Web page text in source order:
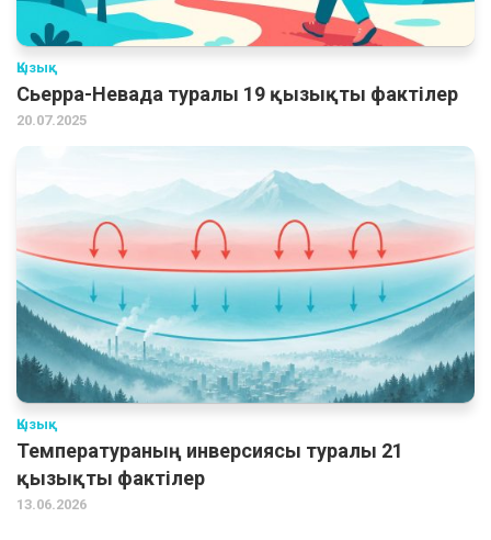
Қызық
Сьерра-Невада туралы 19 қызықты фактілер
20.07.2025
Қызық
Температураның инверсиясы туралы 21
қызықты фактілер
13.06.2026